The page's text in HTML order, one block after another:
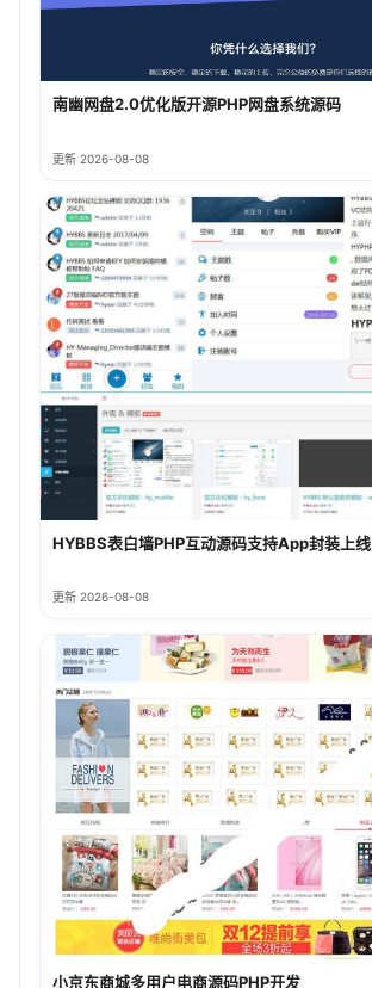
南幽网盘2.0优化版开源PHP网盘系统源码
更新 2026-08-08
HYBBS表白墙PHP互动源码支持App封装上线
更新 2026-08-08
小京东商城多用户电商源码PHP开发